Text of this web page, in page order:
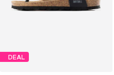
DEAL